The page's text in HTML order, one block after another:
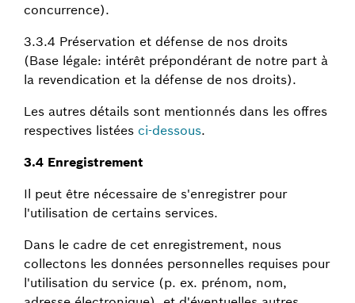
concurrence).
3.3.4 Préservation et défense de nos droits
(Base légale: intérêt prépondérant de notre part à
la revendication et la défense de nos droits).
Les autres détails sont mentionnés dans les offres
respectives listées ci-dessous.
3.4 Enregistrement
Il peut être nécessaire de s'enregistrer pour
l'utilisation de certains services.
Dans le cadre de cet enregistrement, nous
collectons les données personnelles requises pour
l'utilisation du service (p. ex. prénom, nom,